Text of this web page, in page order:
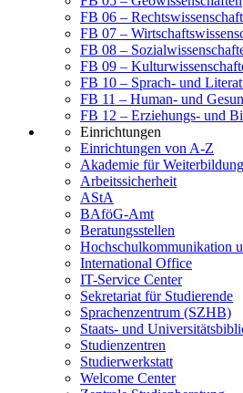
FB 06 – Rechtswissenschaft
FB 07 –
FB 08 –
FB 09 –
FB 10 – Sprach- und
FB 11 – Human- und
FB 12 – Erziehungs- und
Einrichtungen
Einrichtungen von A-Z
Akademie für Weiterbildung
Arbeitssicherheit
AStA
BAföG-Amt
Beratungsstellen
Hochschulkommunikation
International Office
IT-Service Center
Sekretariat für Studierende
Sprachenzentrum (SZHB)
Staats- und
Studienzentren
Studierwerkstatt
Welcome Center